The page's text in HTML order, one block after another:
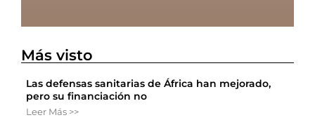
Más visto
Las defensas sanitarias de África han mejorado,
pero su financiación no
Leer Más >>